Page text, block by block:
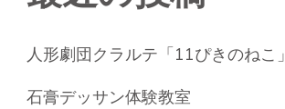
人形劇団クラルテ「11ぴきのねこ」
石膏デッサン体験教室